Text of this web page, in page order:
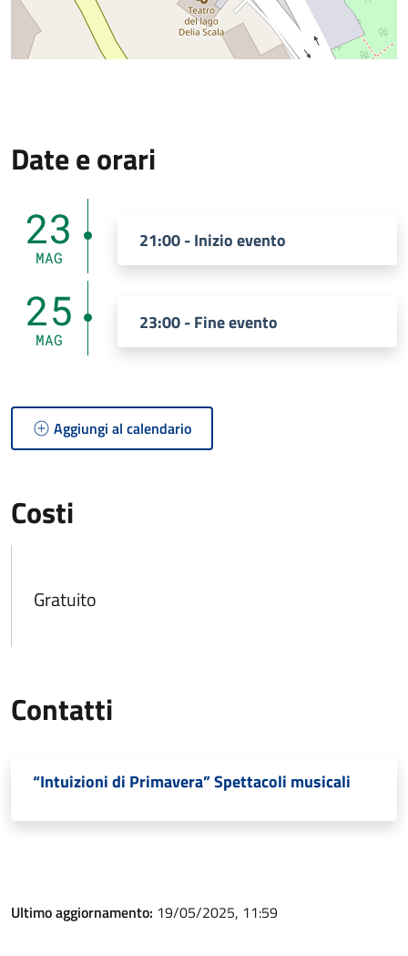
Date e orari
23
MAG
21:00 - Inizio evento
25
MAG
23:00 - Fine evento
Aggiungi al calendario
Costi
Gratuito
Contatti
“Intuizioni di Primavera” Spettacoli musicali
Ultimo aggiornamento: 19/05/2025, 11:59